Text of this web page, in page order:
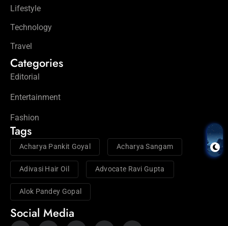
Lifestyle
Technology
Travel
Categories
Editorial
Entertainment
Fashion
Tags
Acharya Pankit Goyal Acharya Sangam
Adivasi Hair Oil Advocate Ravi Gupta
Alok Pandey Gopal
Social Media